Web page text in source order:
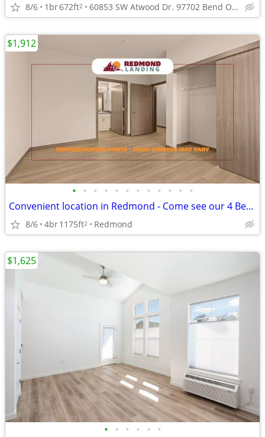
8/6 1br672ft2 60853 SW Atwood Dr. 97702 Bend Oregon
• • • • • • • • • • • •
Convenient location in Redmond - Come see our 4 Bed / 2 bath!
8/6 4br1175ft2 Redmond
$1,912
• • • • • •
$1,625